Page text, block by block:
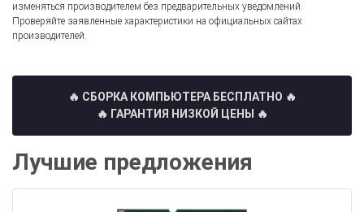
изменяться производителем без предварительных уведомлений.
Проверяйте заявленные характеристики на официальных сайтах
производителей.
🔥 СБОРКА КОМПЬЮТЕРА БЕСПЛАТНО 🔥
🔥 ГАРАНТИЯ НИЗКОЙ ЦЕНЫ 🔥
Лучшие предложения